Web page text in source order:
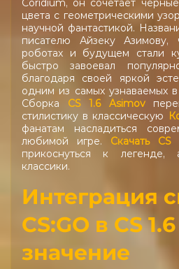
цвета с геометрическими
научной фантастикой.
писателю Айзеку Азимову,
роботах и будущем стали
быстро завоевал
благодаря своей яркой
одним из самых узнаваемых
Сборка CS 1.6 Asimov
стилистику в классическую
фанатам насладиться
любимой игре. Скачать
прикоснуться к легенде,
классики.
Интеграция
CS:GO в CS
значение